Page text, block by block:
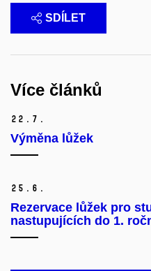
SDÍLET
Více článků
22. 7.
Výměna lůžek
25. 6.
Rezervace lůžek pro
nastupujících do 1.